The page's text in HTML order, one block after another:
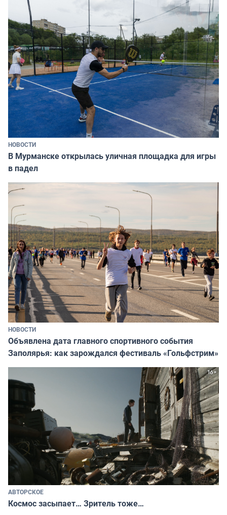
НОВОСТИ
В Мурманске открылась уличная площадка для игры
в падел
НОВОСТИ
Объявлена дата главного спортивного события
Заполярья: как зарождался фестиваль «Гольфстрим»
АВТОРСКОЕ
Космос засыпает… Зритель тоже…